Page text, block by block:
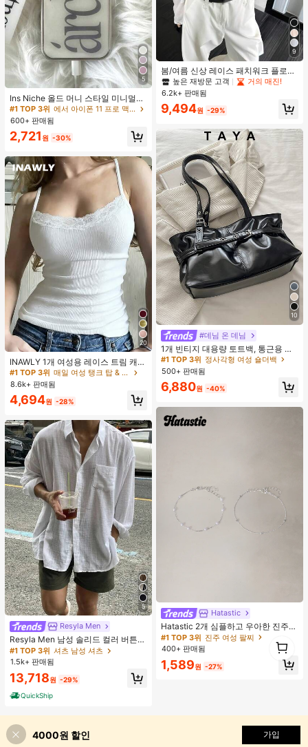
5
Ins Niche 올드 머니 스타일 미니멀리
스트 영국식 전기 도금 실버 엣지 풀
커버리지 휴대폰 케이스, 아이폰 16 프
로 맥스, 애플 17 프로 맥스, 1/3/12/11,
14 프로 호환 (태그 없음)
#1 TOP 3위
에서 아이폰 11 프로 맥스 패션 폰 케이스
600+ 판매됨
2,721 원 -30%
20
INAWLY 1개 여성용 레이스 트림 캐미
솔 탑, 베이직핏 우아한 솔리드 컬러
탱크
#1 TOP 3위
매일 여성 탱크 탑 & 카미스
거의 매진!
#1 TOP 3위
매일 여성 탱크 탑 & 카미스
거의 매진!
#1 TOP 3위
매일 여성 탱크 탑 & 카미스
거의 매진!
#1 TOP 3위
8.6k+ 판매됨
4,694원 -28%
5
Resyla Men
Resyla Men 남성 솔리드 컬러 버튼
프론트 긴팔 포켓 캐주얼 셔츠
#1 TOP 3위 셔츠 남성 셔츠
1.5k+ 판매됨
13,718원 -29%
QuickShip
9
봄/여름 신상 레이스 패치워크 플로럴
트림 소프트 니트 가디건 경량 재킷 탑
여성용 화이트, 에스테틱
높은 재방문 고객
거의 매진!
6.2k+ 판매됨
9,494원 -29%
10
#데님 온 데님
1개 빈티지 대용량 토트백, 통근용 오
버사이즈 겨드랑이 가방, 패션 오토바
이 가방, PU 솔리드 컬러 오일 왁스 가
죽, 스트랩 장식, 지퍼 잠금, 직장/학
교/여행/선물용 여성 숄더백, 일상 사
용을 위한 최고의 선택
#1 TOP 3위 정사각형 여성 숄더백
거의 매진!
#1 TOP 3위 정사각형 여성 숄더백
거의 매진!
#1 TOP 3위 정사각형 여성 숄더백
거의 매진!
#1 TOP 3위
정사각형 여성 숄더백
500+ 판매됨
6,880원 -40%
Hatastic
Hatastic 2개 심플하고 우아한 진주
팔찌 여성용, 다용도 (진주 수량 랜덤
선택) 개학
#1 TOP 3위 진주 여성 팔찌
거의 매진!
#1 TOP 3위 진주 여성 팔찌
거의 매진!
#1 TOP 3위 진주 여성 팔찌
거의 매진!
#1 TOP 3위
진주 여성 팔찌
거의 매진!
400+ 판매됨
1,589원 -27%
4000원 할인 가입